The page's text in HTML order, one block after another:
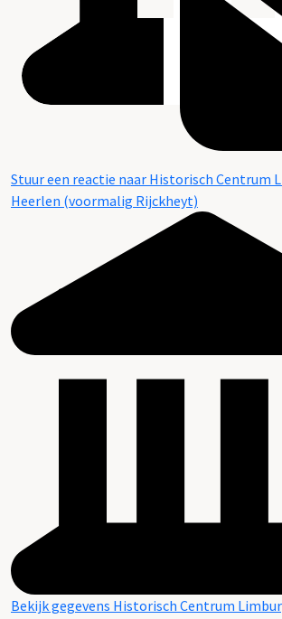
Stuur een reactie naar Historisch Centrum
Heerlen (voormalig Rijckheyt)
Bekijk gegevens Historisch Centrum